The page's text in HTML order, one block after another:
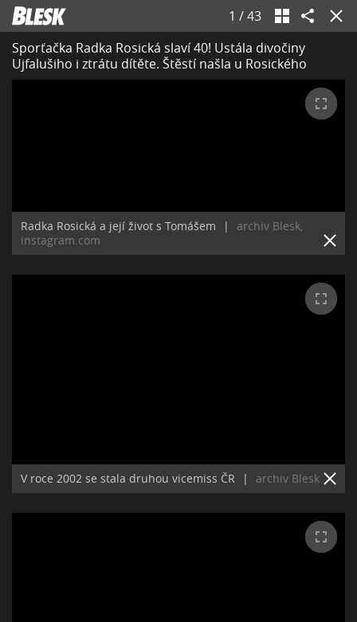
1 /43
Sporťačka Radka Rosická slaví 40! Ustála divočiny
Ujfalušiho i ztrátu dítěte. Štěstí našla u Rosického
Radka Rosická a její život s Tomášem |
archiv Blesk,
instagram.com
V roce 2002 se stala druhou vicemiss ČR | archiv Blesk